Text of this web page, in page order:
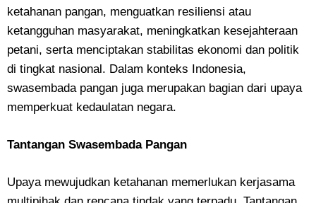
ketahanan pangan, menguatkan resiliensi atau
ketangguhan masyarakat, meningkatkan kesejahteraan
petani, serta menciptakan stabilitas ekonomi dan politik
di tingkat nasional. Dalam konteks Indonesia,
swasembada pangan juga merupakan bagian dari upaya
memperkuat kedaulatan negara.
Tantangan Swasembada Pangan
Upaya mewujudkan ketahanan memerlukan kerjasama